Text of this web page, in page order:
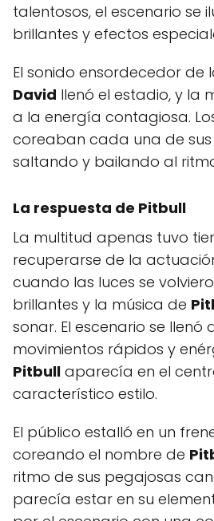
talentosos, el escenario se
brillantes y efectos
El sonido ensordecedor de
David llenó el estadio, y la
a la energía contagiosa.
coreaban cada una de sus
saltando y bailando al
La respuesta de Pitbull
La multitud apenas tuvo
recuperarse de la
cuando las luces se
brillantes y la música de
sonar. El escenario se llenó
movimientos rápidos y
Pitbull aparecía en el
característico estilo.
El público estalló en un
coreando el nombre de
ritmo de sus pegajosas
parecía estar en su